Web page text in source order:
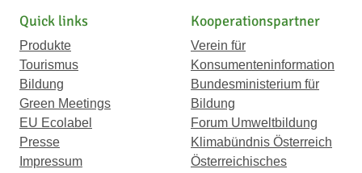
Quick links
Produkte
Tourismus
Bildung
Green Meetings
EU Ecolabel
Presse
Impressum
Kooperationspartner
Verein für
Konsumenteninformation
Bundesministerium für
Bildung
Forum Umweltbildung
Klimabündnis Österreich
Österreichisches